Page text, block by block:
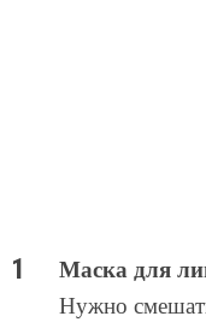
Маска для
Нужно